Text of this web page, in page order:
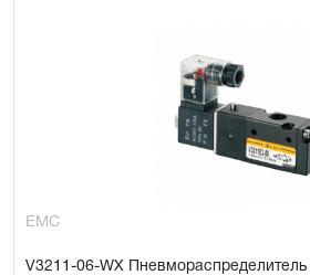
EMC
V3211-06-WX Пневмораспределитель